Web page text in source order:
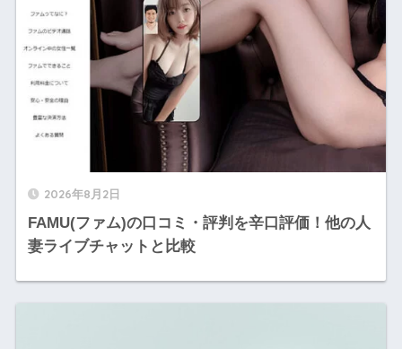
2026年8月2日
FAMU(ファム)の口コミ・評判を辛口評価！他の人
妻ライブチャットと比較